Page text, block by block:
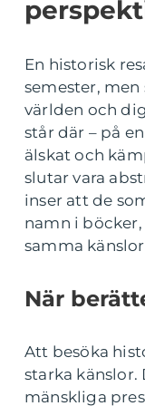
En historisk
semester,
världen och
står där – på
älskat och
slutar vara
inser att de
namn i
samma
När
Att besöka
starka känslor.
mänskliga